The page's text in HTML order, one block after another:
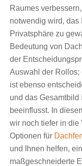
Raumes
notwendig wird, das
Privatsphäre zu
Bedeutung von
der
Auswahl der Rollos;
ist ebenso
und das Gesamtbild
beeinflusst. In
wir noch tiefer in die
Optionen für
und Ihnen helfen,
maßgeschneiderte